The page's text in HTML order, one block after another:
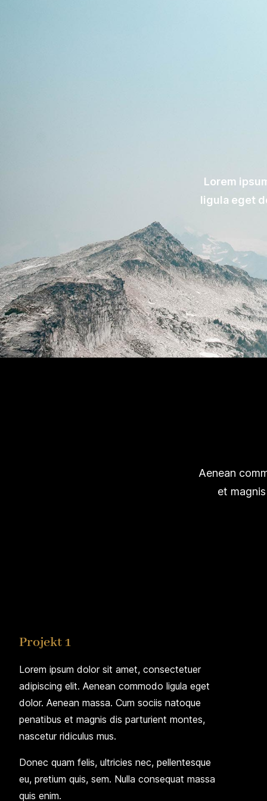
Lorem
ligula eget
Aenean
et
Projekt 1
Lorem ipsum dolor sit amet, consectetuer
adipiscing elit. Aenean commodo ligula eget
dolor. Aenean massa. Cum sociis natoque
penatibus et magnis dis parturient montes,
nascetur ridiculus mus.
Donec quam felis, ultricies nec, pellentesque
eu, pretium quis, sem. Nulla consequat massa
quis enim.